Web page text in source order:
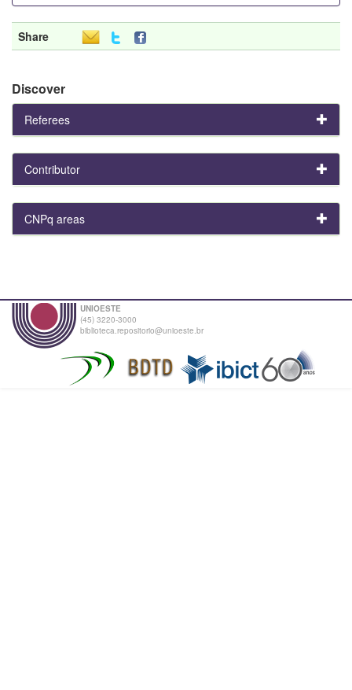
Share
Discover
Referees
Contributor
CNPq areas
UNIOESTE
(45) 3220-3000
biblioteca.repositorio@unioeste.br